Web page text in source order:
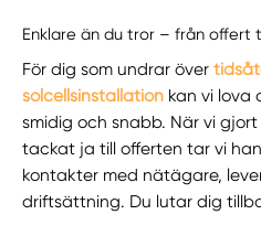
Enklare än du tror – från offert
För dig som undrar över
solcellsinstallation kan vi lova
smidig och snabb. När vi
tackat ja till offerten tar vi
kontakter med nätägare,
driftsättning. Du lutar dig